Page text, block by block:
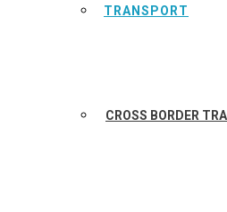
TRANSPORT
CROSS BORDER